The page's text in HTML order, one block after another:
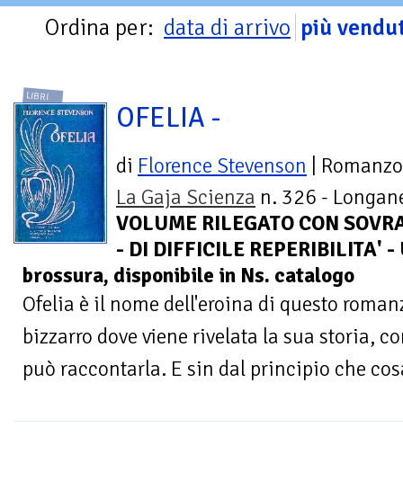
Ordina per: data di arrivo più
LIBRI
OFELIA -
di Florence Stevenson | Romanzo
La Gaja Scienza n. 326 -
VOLUME RILEGATO CON
- DI DIFFICILE REPERIBILITA'
brossura, disponibile in Ns. catalogo
Ofelia è il nome dell'eroina di questo
bizzarro dove viene rivelata la sua storia,
può raccontarla. E sin dal principio che